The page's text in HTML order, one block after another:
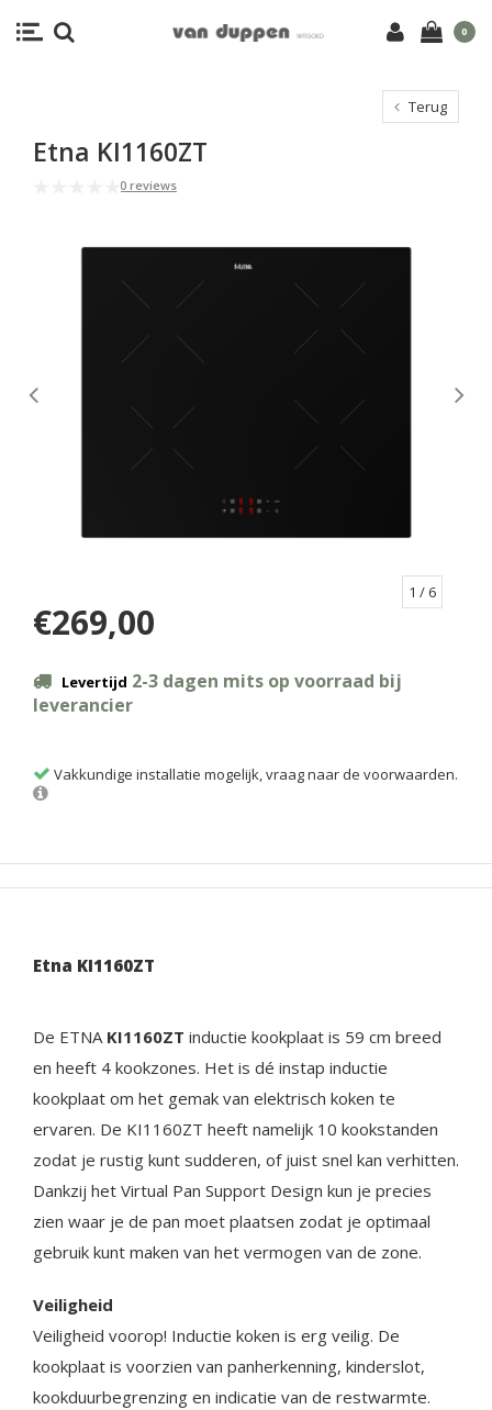
0
Terug
Etna KI1160ZT
0 reviews
1 / 6
€269,00
Levertijd 2-3 dagen mits op voorraad bij
leverancier
Vakkundige installatie mogelijk, vraag naar de voorwaarden.
Etna KI1160ZT
De ETNA KI1160ZT inductie kookplaat is 59 cm breed
en heeft 4 kookzones. Het is dé instap inductie
kookplaat om het gemak van elektrisch koken te
ervaren. De KI1160ZT heeft namelijk 10 kookstanden
zodat je rustig kunt sudderen, of juist snel kan verhitten.
Dankzij het Virtual Pan Support Design kun je precies
zien waar je de pan moet plaatsen zodat je optimaal
gebruik kunt maken van het vermogen van de zone.
Veiligheid
Veiligheid voorop! Inductie koken is erg veilig. De
kookplaat is voorzien van panherkenning, kinderslot,
kookduurbegrenzing en indicatie van de restwarmte.